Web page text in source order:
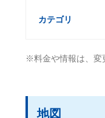
カテゴリ
※料金や情報は、変
地図